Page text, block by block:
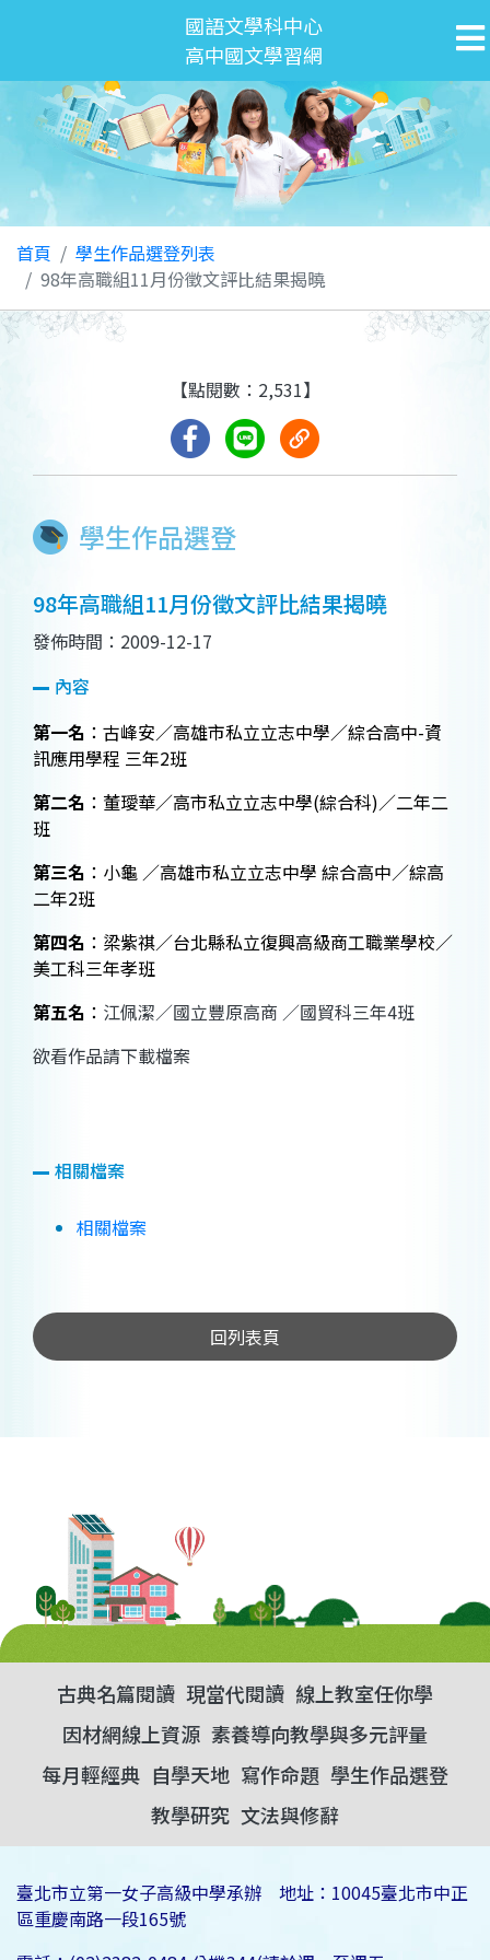
國語文學科中心
高中國文學習網
首頁
學生作品選登列表
98年高職組11月份徵文評比結果揭曉
學生作品選登
【點閱數：2,531】
98年高職組11月份徵文評比結果揭曉
發佈時間：2009-12-17
內容
第一名 ：古峰安／高雄市私立立志中學／綜合高中-資
訊應用學程 三年2班
第二名 ：董璦華／高市私立立志中學(綜合科)／二年二
班
第三名 ：小龜 ／高雄市私立立志中學 綜合高中／綜高
二年2班
第四名 ： 梁紫祺／台北縣私立復興高級商工職業學校／
美工科三年孝班
第五名 ： 江佩潔／國立豐原高商 ／國貿科三年4班
欲看作品請下載檔案
相關檔案
相關檔案
回列表頁
古典名篇閱讀 現當代閱讀 線上教室任你學
因材網線上資源 素養導向教學與多元評量
每月輕經典 自學天地 寫作命題 學生作品選登
教學研究 文法與修辭
臺北市立第一女子高級中學承辦 地址：10045臺北市中正
區重慶南路一段165號